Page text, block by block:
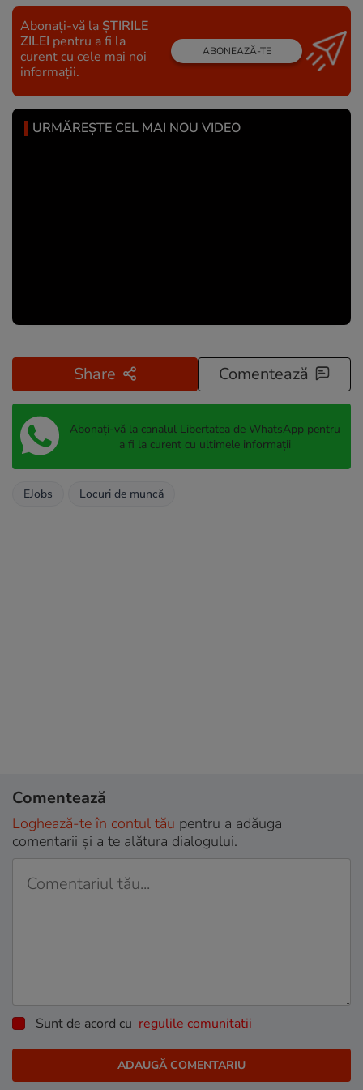
Abonați-vă la ȘTIRILE
ZILEI pentru a fi la
curent cu cele mai noi
informații.
ABONEAZĂ-TE
URMĂREȘTE CEL MAI NOU VIDEO
Share Comentează
Abonați-vă la canalul Libertatea de WhatsApp pentru
a fi la curent cu ultimele informații
EJobs Locuri de muncă
Comentează
Loghează-te în contul tău pentru a adăuga
comentarii și a te alătura dialogului.
Sunt de acord cu regulile comunitatii